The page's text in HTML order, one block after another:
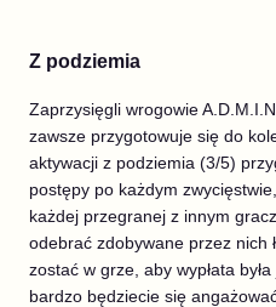
Z podziemia
Zaprzysięgli wrogowie
zawsze przygotowuje się do
aktywacji z podziemia (3/5)
postępy po każdym
każdej przegranej z innym
odebrać zdobywane przez
zostać w grze, aby wypłata
bardzo będziecie się